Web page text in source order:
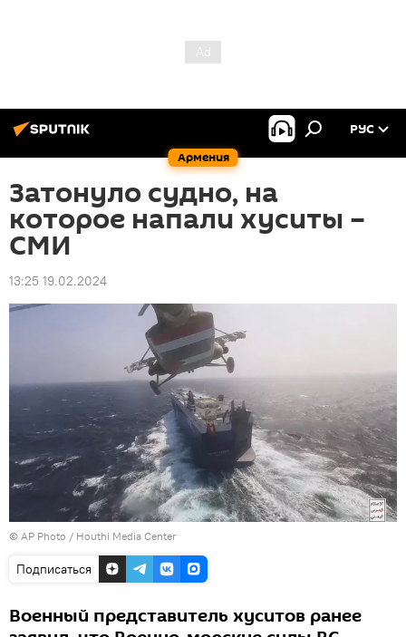
Армения
РУС
Затонуло судно, на
которое напали хуситы –
СМИ
13:25 19.02.2024
© AP Photo / Houthi Media Center
Подписаться
Военный представитель хуситов ранее